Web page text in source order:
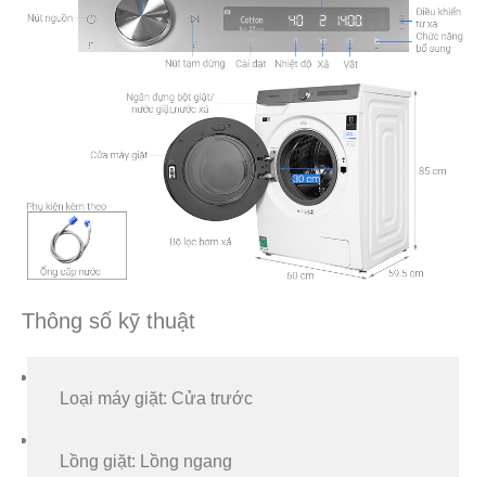
Thông số kỹ thuật
Loại máy giặt: Cửa trước
Lồng giặt: Lồng ngang